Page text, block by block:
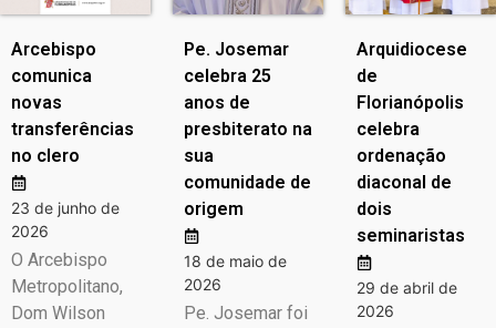
Arcebispo
comunica
novas
transferências
no clero
23 de junho de
2026
O Arcebispo
Metropolitano,
Dom Wilson
Pe. Josemar
celebra 25
anos de
presbiterato na
sua
comunidade de
origem
18 de maio de
2026
Pe. Josemar foi
Arquidiocese
de
Florianópolis
celebra
ordenação
diaconal de
dois
seminaristas
29 de abril de
2026